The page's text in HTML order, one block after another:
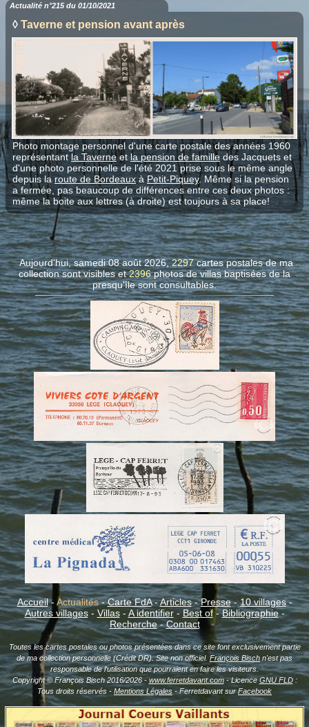
Actualité n°215 du 01/10/2021
◊ Taverne et pension avant après
Photo montage personnel d'une carte postale des années 1960
représentant la Taverneet la pension de famille des Jacquets et
d'une photo personnelle de l'été 2021 prise sous le même angle
depuis la route de Bordeauxà Petit-Piquey. Même si la pension
a fermée, pas beaucoup de différences entre ces deux photos :
même la boite aux lettres (à droite) est toujours à sa place!
Aujourd'hui, samedi 08 août 2026,2297cartes postales de ma
collection sont visibles et2396 photos de villasbaptisées de la
presqu'île sont consultables.
Accueil- Actualités-Carte FdA-Articles-Presse-10 villages-
Autres villages- Villas- A identifier-Best of-Bibliographie-
Recherche-Contact
Toutes les cartes postales ou photos présentées dans ce site font exclusivement partie
de ma collection personnelle (Crédit DR). Site non officiel. François Bisch n'est pas
responsable de l'utilisation que pourraient en faire les visiteurs.
Copyright © François Bisch 2016/2026 -www.ferretdavant.com- LicenceGNU FLD:
Tous droits réservés - Mentions Légales - Ferretdavant surFacebook